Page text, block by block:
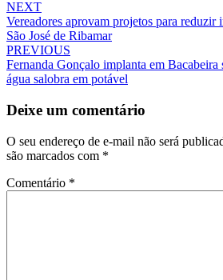
NEXT
Vereadores aprovam projetos para reduzir
São José de Ribamar
PREVIOUS
Fernanda Gonçalo implanta em Bacabeira
água salobra em potável
Deixe um comentário
O seu endereço de e-mail não será
são marcados com *
Comentário *